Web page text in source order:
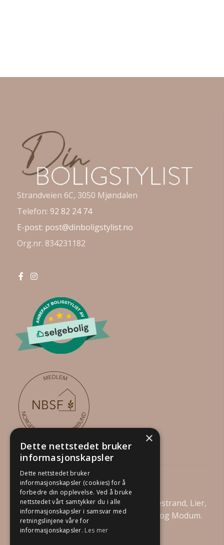
Strandveien 6C, 3050 Mjøndalen
Telefon: 92 82 24 74
E-post: post@dinboligstylist.no
Org.nr. 834231182
Din Boligstylist AS
Vi tilbyr boligstyling i Drammen, Holmestrand, Lier,
Asker, Bærum, Kongsberg, Øvre Eiker og Modum.
×
Dette nettstedet bruker
informasjonskapsler
Dette nettstedet bruker
informasjonskapsler (cookies) for å
forbedre din opplevelse. Ved å bruke
nettstedet vårt samtykker du i alle
informasjonskapsler i samsvar med
retningslinjene våre for
informasjonskapsler. Les mer